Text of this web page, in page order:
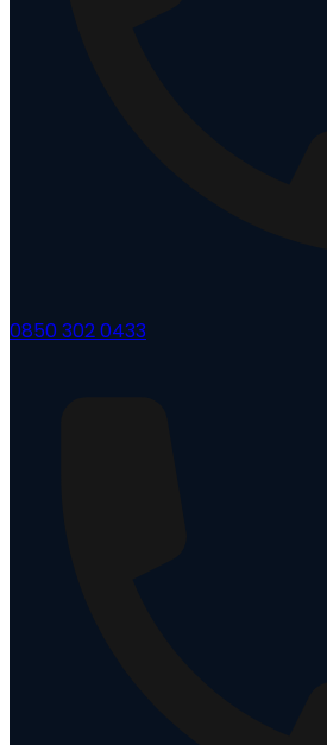
0850 302 0433